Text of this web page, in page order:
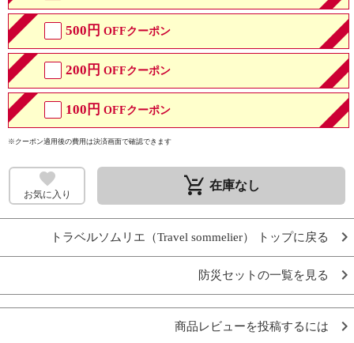
500円 OFFクーポン
200円 OFFクーポン
100円 OFFクーポン
※クーポン適用後の費用は決済画面で確認できます
お気に入り remove_shopping_cart 在庫なし
トラベルソムリエ（Travel sommelier） トップに戻る
防災セットの一覧を見る
商品レビューを投稿するには